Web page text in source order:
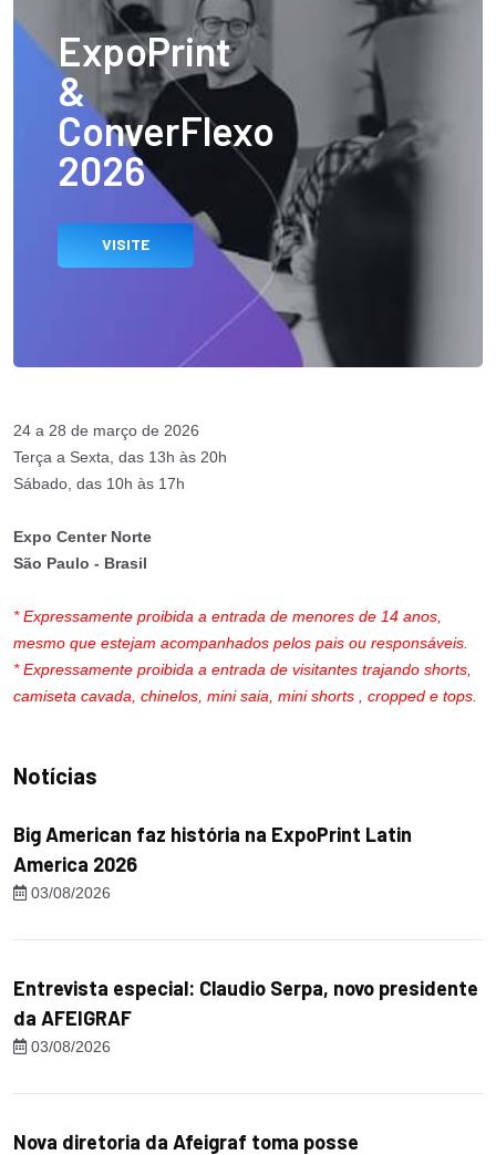
ExpoPrint
&
ConverFlexo
2026
VISITE
24 a 28 de março de 2026
Terça a Sexta, das 13h às 20h
Sábado, das 10h às 17h
Expo Center Norte
São Paulo - Brasil
* Expressamente proibida a entrada de menores de 14 anos,
mesmo que estejam acompanhados pelos pais ou responsáveis.
* Expressamente proibida a entrada de visitantes trajando shorts,
camiseta cavada, chinelos, mini saia, mini shorts , cropped e tops.
Notícias
Big American faz história na ExpoPrint Latin
America 2026
03/08/2026
Entrevista especial: Claudio Serpa, novo presidente
da AFEIGRAF
03/08/2026
Nova diretoria da Afeigraf toma posse